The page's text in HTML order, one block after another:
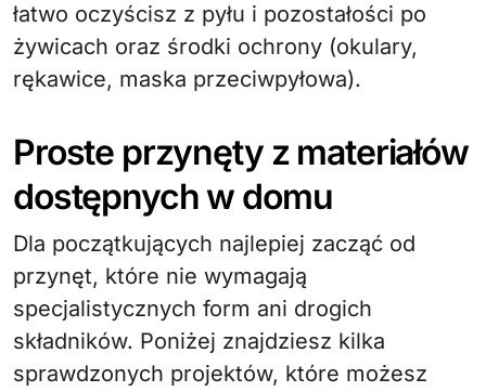
łatwo oczyścisz z pyłu i pozostałości po
żywicach oraz środki ochrony (okulary,
rękawice, maska przeciwpyłowa).
Proste przynęty z materiałów
dostępnych w domu
Dla początkujących najlepiej zacząć od
przynęt, które nie wymagają
specjalistycznych form ani drogich
składników. Poniżej znajdziesz kilka
sprawdzonych projektów, które możesz